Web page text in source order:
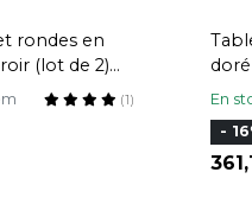
rondes en
(lot de 2)
(1)
2)
En
-